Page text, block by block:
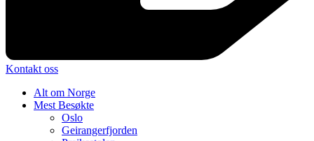
Kontakt oss
Alt om Norge
Mest Besøkte
Oslo
Geirangerfjorden